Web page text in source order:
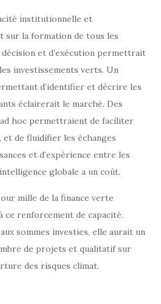
institutionnelle et
sur la formation de tous les
décision et d’exécution permettrait
investissements verts. Un
d’identifier et décrire les
éclairerait le marché. Des
hoc permettraient de faciliter
et de fluidifier les échanges
et d’expérience entre les
globale a un coût.
mille de la finance verte
renforcement de capacité.
sommes investies, elle aurait un
de projets et qualitatif sur
des risques climat.